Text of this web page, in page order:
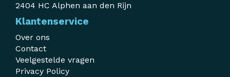
2404 HC Alphen aan den Rijn
Klantenservice
Over ons
Contact
Veelgestelde vragen
Privacy Policy